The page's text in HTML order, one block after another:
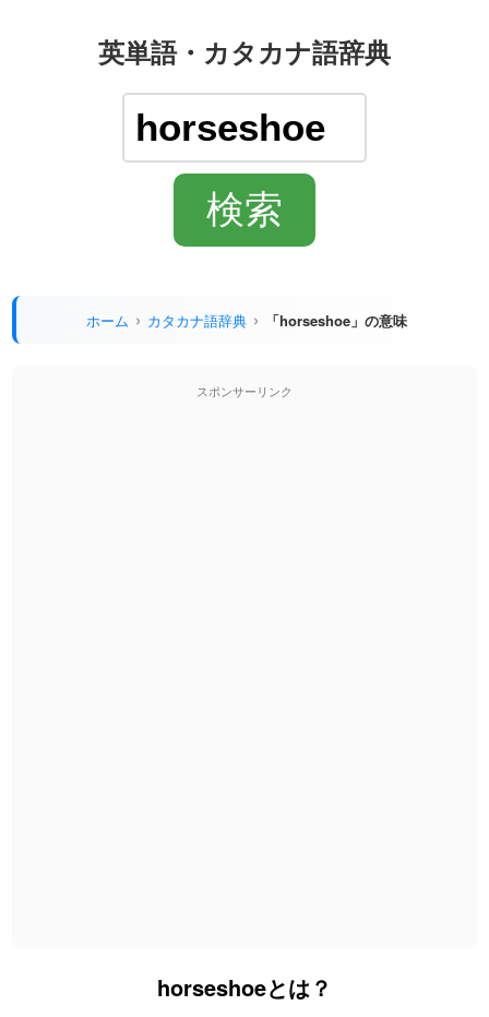
英単語・カタカナ語辞典
ホーム カタカナ語辞典 「horseshoe」の意味
スポンサーリンク
horseshoeとは？